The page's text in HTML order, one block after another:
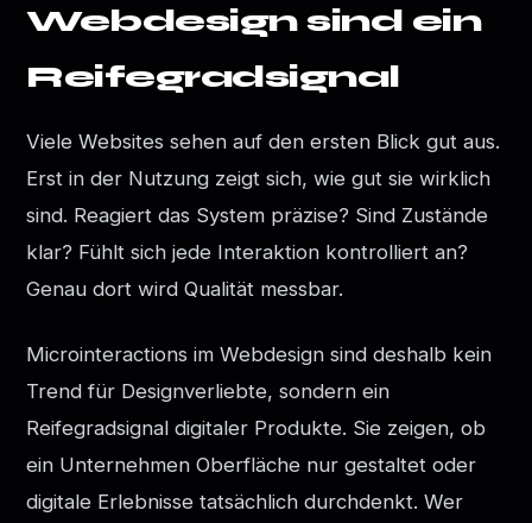
Webdesign sind ein
Reifegradsignal
Viele Websites sehen auf den ersten Blick gut aus.
Erst in der Nutzung zeigt sich, wie gut sie wirklich
sind. Reagiert das System präzise? Sind Zustände
klar? Fühlt sich jede Interaktion kontrolliert an?
Genau dort wird Qualität messbar.
Microinteractions im Webdesign sind deshalb kein
Trend für Designverliebte, sondern ein
Reifegradsignal digitaler Produkte. Sie zeigen, ob
ein Unternehmen Oberfläche nur gestaltet oder
digitale Erlebnisse tatsächlich durchdenkt. Wer